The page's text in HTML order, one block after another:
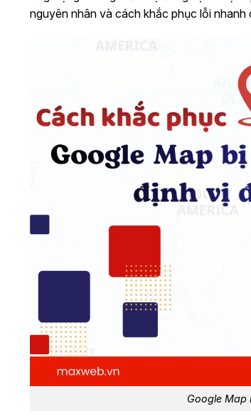
nguyên nhân và cách khắc phục lỗi nhanh
Google